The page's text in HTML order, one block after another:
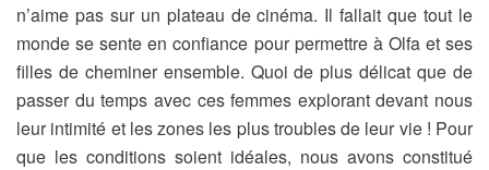
n’aime pas sur un plateau de cinéma. Il fallait que tout le
monde se sente en confiance pour permettre à Olfa et ses
filles de cheminer ensemble. Quoi de plus délicat que de
passer du temps avec ces femmes explorant devant nous
leur intimité et les zones les plus troubles de leur vie ! Pour
que les conditions soient idéales, nous avons constitué